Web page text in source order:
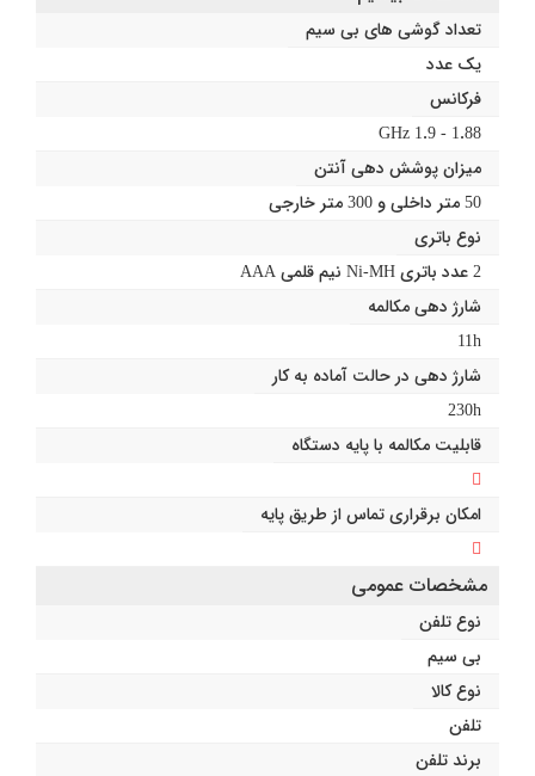
تعداد گوشی های بی سیم
یک عدد
فرکانس
1.88 - 1.9 GHz
میزان پوشش دهی آنتن
50 متر داخلی و 300 متر خارجی
نوع باتری
2 عدد باتری Ni-MH نیم قلمی AAA
شارژ دهی مکالمه
11h
شارژ دهی در حالت آماده به کار
230h
قابلیت مکالمه با پایه دستگاه
امکان برقراری تماس از طریق پایه
مشخصات عمومی
نوع تلفن
بی سیم
نوع کالا
تلفن
برند تلفن